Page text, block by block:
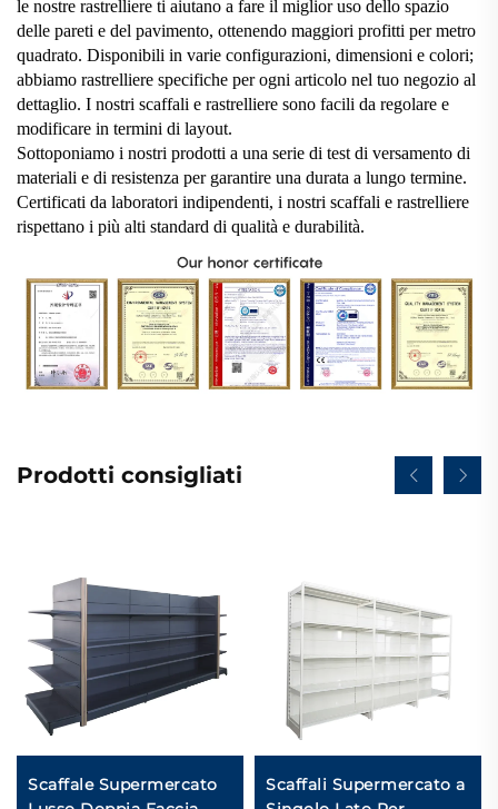
le nostre rastrelliere ti aiutano a fare il miglior uso dello spazio
delle pareti e del pavimento, ottenendo maggiori profitti per metro
quadrato. Disponibili in varie configurazioni, dimensioni e colori;
abbiamo rastrelliere specifiche per ogni articolo nel tuo negozio al
dettaglio. I nostri scaffali e rastrelliere sono facili da regolare e
modificare in termini di layout.
Sottoponiamo i nostri prodotti a una serie di test di versamento di
materiali e di resistenza per garantire una durata a lungo termine.
Certificati da laboratori indipendenti, i nostri scaffali e rastrelliere
rispettano i più alti standard di qualità e durabilità.
Prodotti consigliati
Scaffale Supermercato
Scaffali Supermercato a